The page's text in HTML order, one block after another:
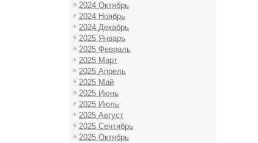
2024 Октябрь
2024 Ноябрь
2024 Декабрь
2025 Январь
2025 Февраль
2025 Март
2025 Апрель
2025 Май
2025 Июнь
2025 Июль
2025 Август
2025 Сентябрь
2025 Октябрь